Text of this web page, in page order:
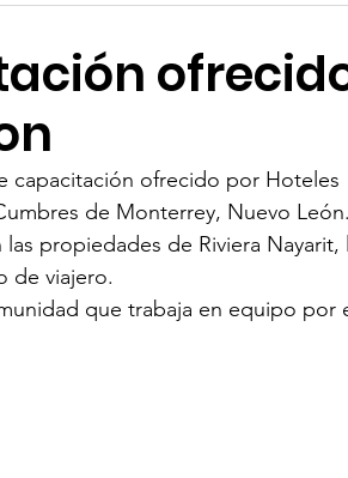
capacitación ofrecido por Hoteles
de Monterrey, Nuevo León.
propiedades de Riviera Nayarit,
de viajero.
que trabaja en equipo por